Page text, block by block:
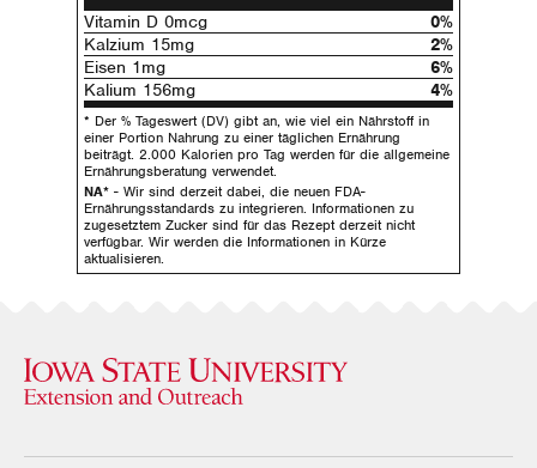
Vitamin D 0mcg
0%
Kalzium 15mg
2%
Eisen 1mg
6%
Kalium 156mg
4%
* Der % Tageswert (DV) gibt an, wie viel ein Nährstoff in
einer Portion Nahrung zu einer täglichen Ernährung
beiträgt. 2.000 Kalorien pro Tag werden für die allgemeine
Ernährungsberatung verwendet.
NA* - Wir sind derzeit dabei, die neuen FDA-
Ernährungsstandards zu integrieren. Informationen zu
zugesetztem Zucker sind für das Rezept derzeit nicht
verfügbar. Wir werden die Informationen in Kürze
aktualisieren.